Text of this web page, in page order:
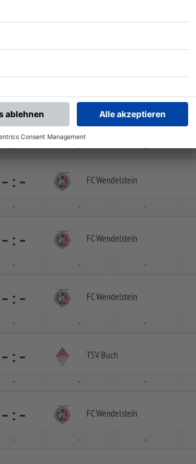
-:- SV Unterreichenbach
- - -
- : - FC Wendelstein
- - -
- : - FC Wendelstein
- - -
- : - FC Wendelstein
- - -
- : - TSV Buch
- - -
- : - FC Wendelstein
- - -